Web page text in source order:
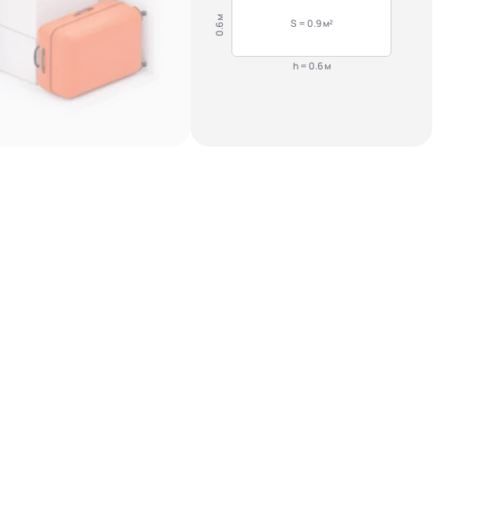
S = 0.9 м²
0.6 м
h = 0.6 м